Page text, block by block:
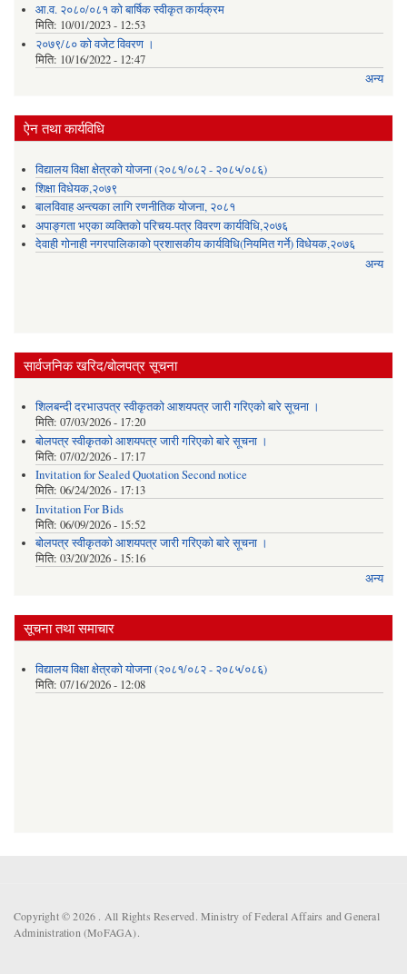
आ.व. २०८०/०८१ को बार्षिक स्वीकृत कार्यक्रम
मिति: 10/01/2023 - 12:53
२०७९/८० को वजेट विवरण ।
मिति: 10/16/2022 - 12:47
अन्य
ऐन तथा कार्यविधि
विद्यालय विक्षा क्षेत्रको योजना (२०८१/०८२ - २०८५/०८६)
शिक्षा विधेयक,२०७९
बालविवाह अन्त्यका लागि रणनीतिक योजना, २०८१
अपाङ्गता भएका व्यक्तिको परिचय-पत्र विवरण कार्यविधि,२०७६
देवाही गोनाही नगरपालिकाको प्रशासकीय कार्यविधि(नियमित गर्ने) विधेयक,२०७६
अन्य
सार्वजनिक खरिद/बोलपत्र सूचना
शिलबन्दी दरभाउपत्र स्वीकृतको आशयपत्र जारी गरिएको बारे सूचना ।
मिति: 07/03/2026 - 17:20
बोलपत्र स्वीकृतको आशयपत्र जारी गरिएको बारे सूचना ।
मिति: 07/02/2026 - 17:17
Invitation for Sealed Quotation Second notice
मिति: 06/24/2026 - 17:13
Invitation For Bids
मिति: 06/09/2026 - 15:52
बोलपत्र स्वीकृतको आशयपत्र जारी गरिएको बारे सूचना ।
मिति: 03/20/2026 - 15:16
अन्य
सूचना तथा समाचार
विद्यालय विक्षा क्षेत्रको योजना (२०८१/०८२ - २०८५/०८६)
मिति: 07/16/2026 - 12:08
Copyright © 2026 . All Rights Reserved. Ministry of Federal Affairs and General
Administration (MoFAGA).